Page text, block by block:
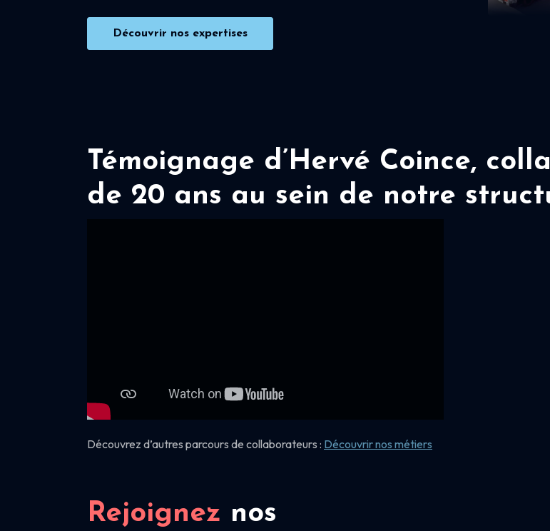
Découvrir nos expertises
Témoignage d’Hervé Coince,
de 20 ans au sein de notre
Découvrez d’autres parcours de collaborateurs : Découvrir nos métiers
Rejoignez nos